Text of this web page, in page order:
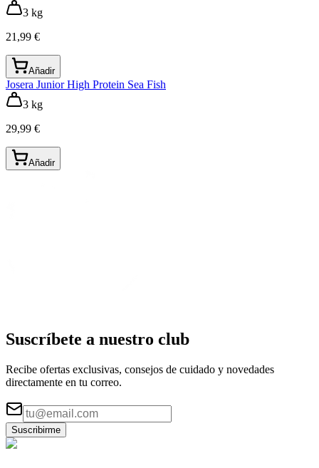
3 kg
21,99 €
Añadir
Josera Junior High Protein Sea Fish
3 kg
29,99 €
Añadir
Suscríbete a nuestro club
Recibe ofertas exclusivas, consejos de cuidado y novedades
directamente en tu correo.
Suscribirme